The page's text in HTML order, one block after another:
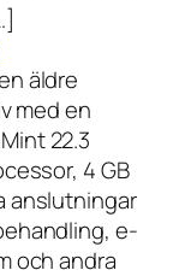
äldre
med en
22.3
4 GB
anslutningar
e-
och andra